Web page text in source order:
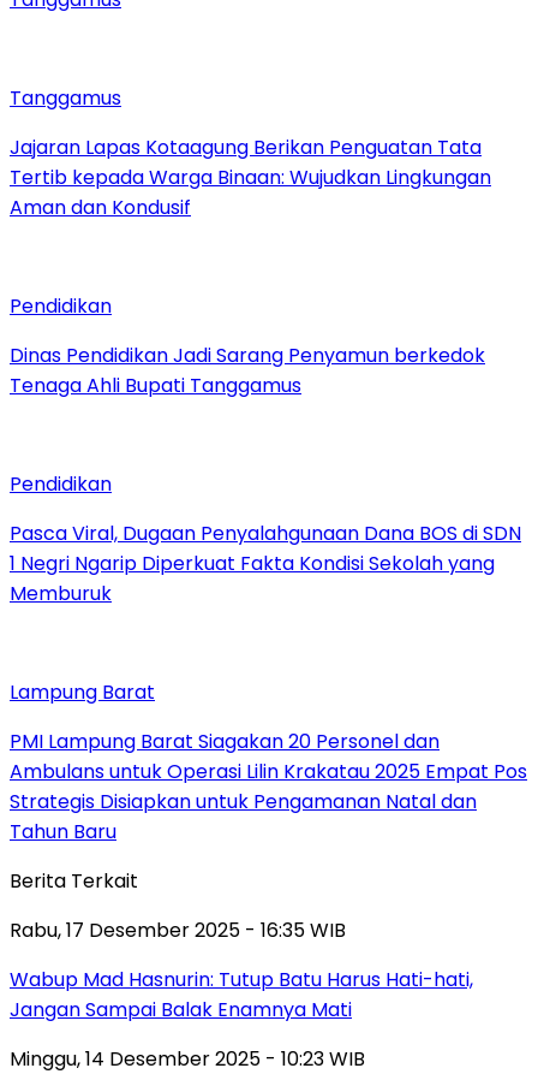
Tanggamus
Jajaran Lapas Kotaagung Berikan Penguatan Tata
Tertib kepada Warga Binaan: Wujudkan Lingkungan
Aman dan Kondusif
Pendidikan
Dinas Pendidikan Jadi Sarang Penyamun berkedok
Tenaga Ahli Bupati Tanggamus
Pendidikan
Pasca Viral, Dugaan Penyalahgunaan Dana BOS di SDN
1 Negri Ngarip Diperkuat Fakta Kondisi Sekolah yang
Memburuk
Lampung Barat
PMI Lampung Barat Siagakan 20 Personel dan
Ambulans untuk Operasi Lilin Krakatau 2025 Empat Pos
Strategis Disiapkan untuk Pengamanan Natal dan
Tahun Baru
Berita Terkait
Rabu, 17 Desember 2025 - 16:35 WIB
Wabup Mad Hasnurin: Tutup Batu Harus Hati-hati,
Jangan Sampai Balak Enamnya Mati
Minggu, 14 Desember 2025 - 10:23 WIB